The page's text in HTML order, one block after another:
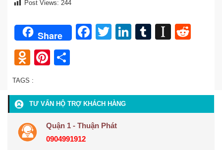
Post Views: 244
Share Facebook
TwitterLinkedIn
Tumblr
Odnoklassniki
Pinterest
TAGS :
TƯ VẤN HỘ TRỢ KHÁCH HÀNG
Quận 1 - Thuận Phát
0904991912